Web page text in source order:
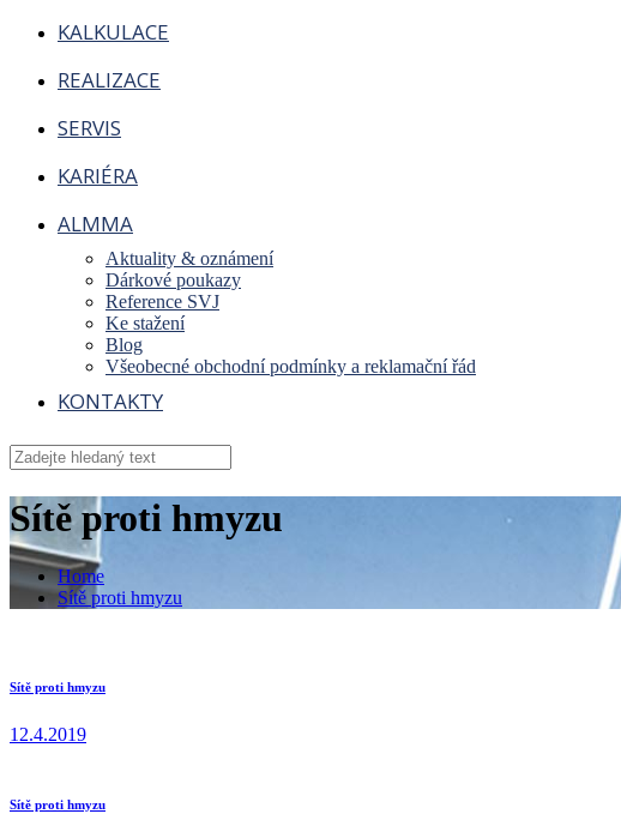
KALKULACE
REALIZACE
SERVIS
KARIÉRA
ALMMA
Aktuality & oznámení
Dárkové poukazy
Reference SVJ
Ke stažení
Blog
Všeobecné obchodní podmínky a reklamační řád
KONTAKTY
Sítě proti hmyzu
Home
Sítě proti hmyzu
Sítě proti hmyzu
12.4.2019
Sítě proti hmyzu